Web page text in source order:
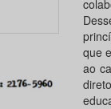
que
ao